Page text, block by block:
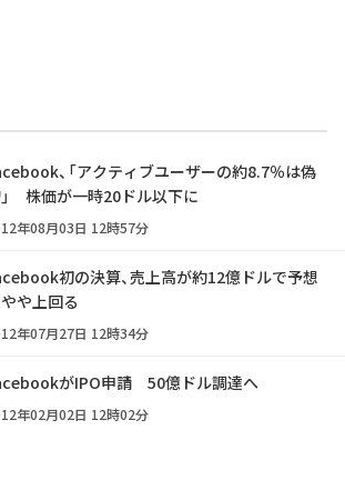
、「アクティブユーザーの約8.7％は偽
株価が一時20ドル以下に
年08月03日 12時57分
初の決算、売上高が約12億ドルで予想
や上回る
年07月27日 12時34分
がIPO申請 50億ドル調達へ
年02月02日 12時02分